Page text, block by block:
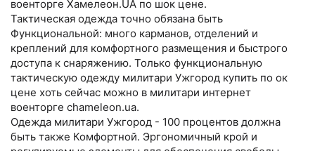
военторге Хамелеон.UA по шок цене.
Тактическая одежда точно обязана быть
Функциональной: много карманов, отделений и
креплений для комфортного размещения и быстрого
доступа к снаряжению. Только функциональную
тактическую одежду милитари Ужгород купить по ок
цене хоть сейчас можно в милитари интернет
военторге chameleon.ua.
Одежда милитари Ужгород - 100 процентов должна
быть также Комфортной. Эргономичный крой и